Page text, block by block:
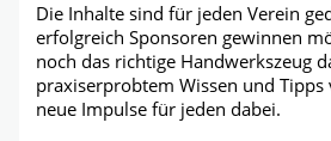
Die Inhalte sind für jeden Verein
erfolgreich Sponsoren gewinnen
noch das richtige Handwerkszeug
praxiserprobtem Wissen und Tipps
neue Impulse für jeden dabei.